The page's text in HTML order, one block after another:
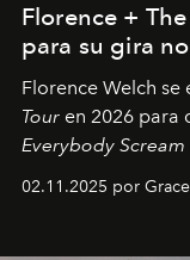
Florence +
para su gira
Florence Welch se
Tour en 2026 para
Everybody Scream
02.11.2025 por